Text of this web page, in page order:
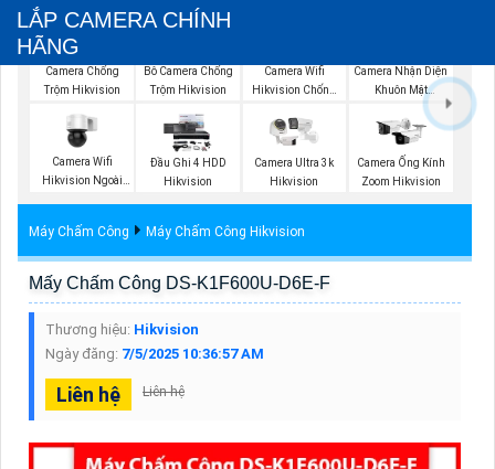
LẮP CAMERA CHÍNH
HÃNG
Camera Chống
Trộm Hikvision
Bô Camera Chống
Trộm Hikvision
Camera Wifi
Hikvision Chống
Camera Nhận Diện
Khuôn Mặt
Camera Wifi
Hikvision Ngoài
Đầu Ghi 4 HDD
Hikvision
Camera Ultra 3k
Hikvision
Camera Ống Kính
Zoom Hikvision
Máy Chấm Công Máy Chấm Công Hikvision
Mấy Chấm Công DS-K1F600U-D6E-F
Thương hiệu: Hikvision
Ngày đăng: 7/5/2025 10:36:57 AM
Liên hệ Liên hệ